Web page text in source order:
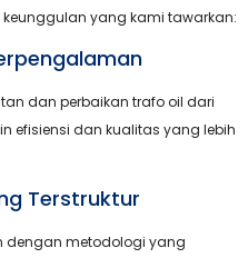
keunggulan yang kami tawarkan:
dan perbaikan trafo oil dari
efisiensi dan kualitas yang lebih
Terstruktur
dengan metodologi yang